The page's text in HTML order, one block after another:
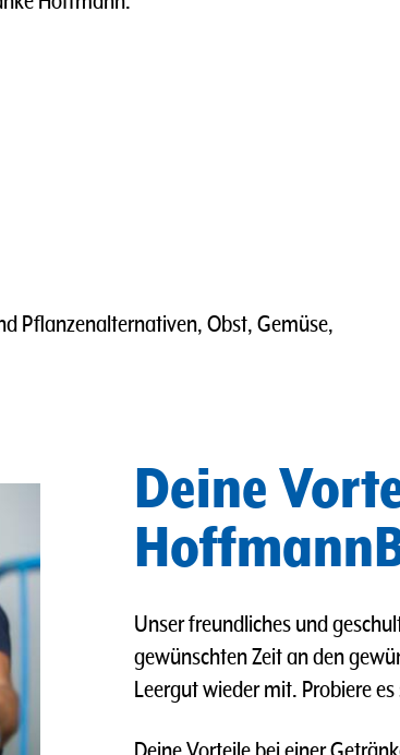
Pflanzenalternativen, Obst, Gemüse,
Deine
Unser freundliches und
gewünschten Zeit an den
Leergut wieder mit. Probiere es